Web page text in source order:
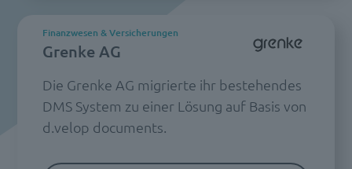
Grenke AG
Finanzwesen & Versicherungen
Die Grenke AG migrierte ihr bestehendes
DMS System zu einer Lösung auf Basis von
d.velop documents.